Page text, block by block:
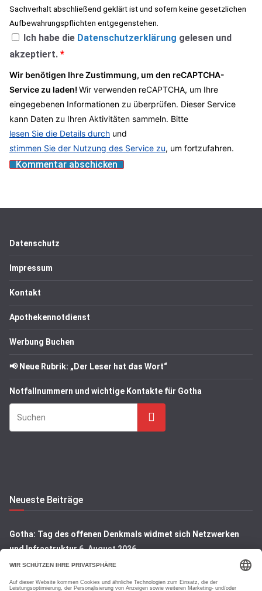
Sachverhalt abschließend geklärt ist und sofern keine gesetzlichen
Aufbewahrungspflichten entgegenstehen.
Ich habe die Datenschutzerklärung gelesen und
akzeptiert. *
Wir benötigen Ihre Zustimmung, um den reCAPTCHA-
Service zu laden!Wir verwenden reCAPTCHA, um Ihre
eingegebenen Informationen zu überprüfen. Dieser Service
kann Daten zu Ihren Aktivitäten sammeln. Bitte
lesen Sie die Details durch und
stimmen Sie der Nutzung des Service zu, um fortzufahren.
Datenschutz
Impressum
Kontakt
Apothekennotdienst
Werbung Buchen
📢 Neue Rubrik: „Der Leser hat das Wort“
Notfallnummern und wichtige Kontakte für Gotha
Suchen
Neueste Beiträge
Gotha: Tag des offenen Denkmals widmet sich Netzwerken
und Infrastruktur6. August 2026
gesichert6. August 2026